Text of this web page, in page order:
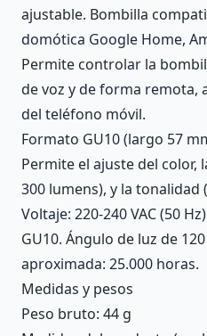
ajustable. Bombilla
domótica Google Home,
Permite controlar la
de voz y de forma remota,
del teléfono móvil.
Formato GU10 (largo 57
Permite el ajuste del color,
300 lumens), y la tonalidad
Voltaje: 220-240 VAC (50
GU10. Ángulo de luz de
aproximada: 25.000 horas.
Medidas y pesos
Peso bruto: 44 g